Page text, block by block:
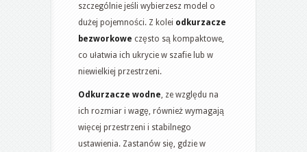
szczególnie jeśli wybierzesz model o
dużej pojemności. Z kolei odkurzacze
bezworkowe często są kompaktowe,
co ułatwia ich ukrycie w szafie lub w
niewielkiej przestrzeni.
Odkurzacze wodne, ze względu na
ich rozmiar i wagę, również wymagają
więcej przestrzeni i stabilnego
ustawienia. Zastanów się, gdzie w